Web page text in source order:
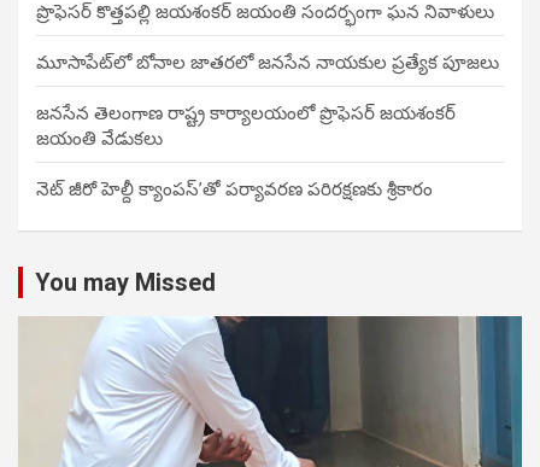
ప్రొఫెసర్ కొత్తపల్లి జయశంకర్ జయంతి సందర్భంగా ఘన నివాళులు
మూసాపేట్‌లో బోనాల జాతరలో జనసేన నాయకుల ప్రత్యేక పూజలు
జనసేన తెలంగాణ రాష్ట్ర కార్యాలయంలో ప్రొఫెసర్ జయశంకర్
జయంతి వేడుకలు
నెట్ జీరో హెల్దీ క్యాంపస్’తో పర్యావరణ పరిరక్షణకు శ్రీకారం
You may Missed